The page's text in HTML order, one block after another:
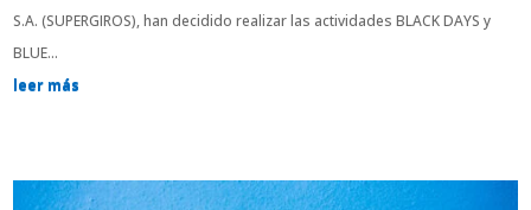
S.A. (SUPERGIROS), han decidido realizar las actividades BLACK DAYS y
BLUE...
leer más